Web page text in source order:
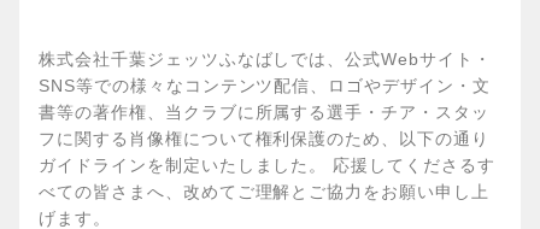
株式会社千葉ジェッツふなばしでは、公式Webサイト・
SNS等での様々なコンテンツ配信、ロゴやデザイン・文
書等の著作権、当クラブに所属する選手・チア・スタッ
フに関する肖像権について権利保護のため、以下の通り
ガイドラインを制定いたしました。 応援してくださるす
べての皆さまへ、改めてご理解とご協力をお願い申し上
げます。